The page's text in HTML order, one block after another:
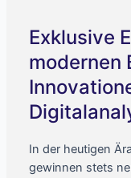
Exklusive
modernen
In der heutigen
gewinnen stets